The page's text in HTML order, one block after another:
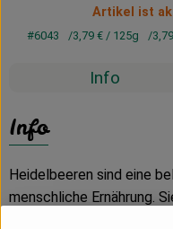
Artikel ist
#6043 3,79 € / 125g
Info
Info
Heidelbeeren sind eine
menschliche Ernährung.